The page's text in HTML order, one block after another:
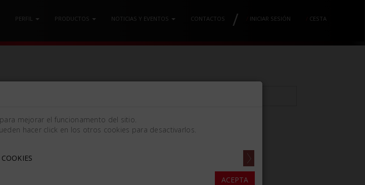
PERFIL PRODUCTOS NOTICIAS Y EVENTOS CONTACTOS / / INICIAR SESIÓN CESTA
mejorar el funcionamento del sitio.
hacer click en los otros cookies para desactivarlos.
COOKIES
ACEPTA